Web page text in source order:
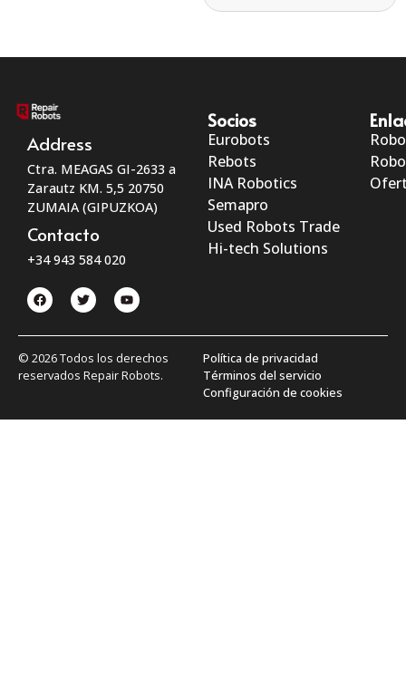
Address
Ctra. MEAGAS GI-2633 a
Zarautz KM. 5,5 20750
ZUMAIA (GIPUZKOA)
Contacto
+34 943 584 020
Socios
Eurobots
Rebots
INA Robotics
Semapro
Used Robots Trade
Hi-tech Solutions
© 2026 Todos los derechos
reservados Repair Robots.
Política de privacidad
Términos del servicio
Configuración de cookies